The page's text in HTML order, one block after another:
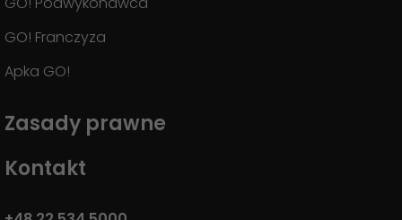
GO! Franczyza
Apka GO!
Zasady prawne
Kontakt